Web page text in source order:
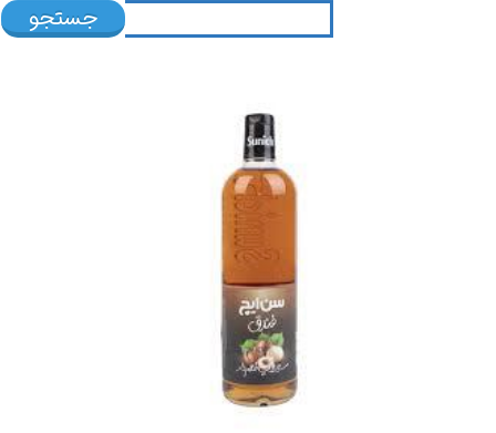
جستجو